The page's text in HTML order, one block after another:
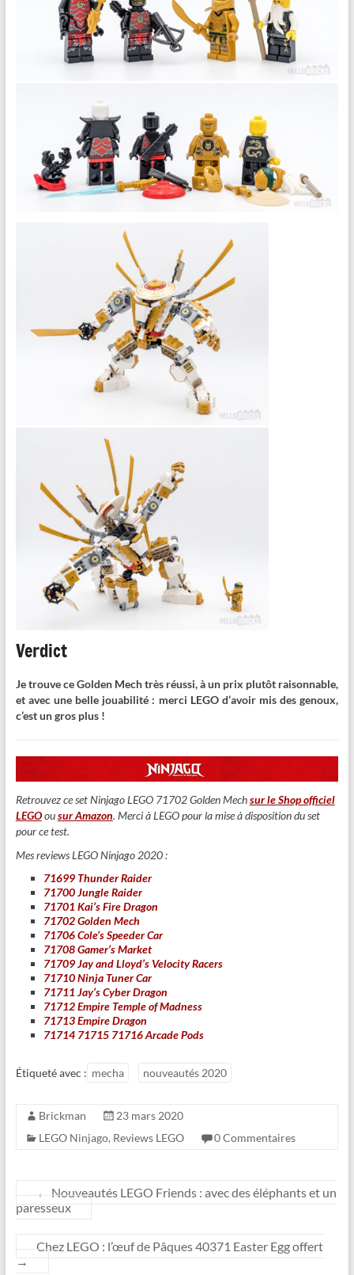
Verdict
Je trouve ce Golden Mech très réussi, à un prix plutôt raisonnable,
et avec une belle jouabilité : merci LEGO d’avoir mis des genoux,
c’est un gros plus !
Retrouvez ce set Ninjago LEGO 71702 Golden Mechsur le Shop officiel
LEGOousur Amazon. Merci à LEGO pour la mise à disposition du set
pour ce test.
Mes reviews LEGO Ninjago 2020 :
71699 Thunder Raider
71700 Jungle Raider
71701 Kai’s Fire Dragon
71702 Golden Mech
71706 Cole’s Speeder Car
71708 Gamer’s Market
71709 Jay and Lloyd’s Velocity Racers
71710 Ninja Tuner Car
71711 Jay’s Cyber Dragon
71712 Empire Temple of Madness
71713 Empire Dragon
71714 71715 71716 Arcade Pods
Étiqueté avec : mecha nouveautés 2020
Brickman
23 mars 2020
LEGO Ninjago, Reviews LEGO 0 Commentaires
←
Nouveautés LEGO Friends : avec des éléphants et un
paresseux
Chez LEGO : l’œuf de Pâques 40371 Easter Egg offert
→